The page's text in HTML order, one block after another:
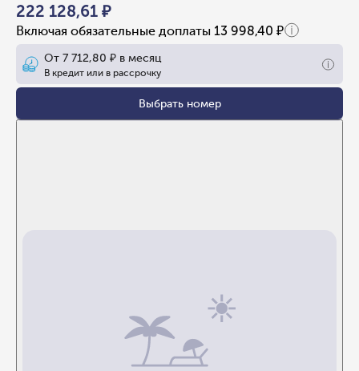
222 128,61 ₽
Включая обязательные доплаты 13 998,40 ₽
От 7 712,80 ₽ в месяц
В кредит или в рассрочку
Выбрать номер